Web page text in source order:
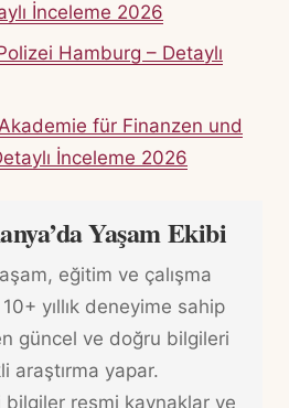
İnceleme 2026
Hamburg – Detaylı
für Finanzen und
İnceleme 2026
Yaşam Ekibi
eğitim ve çalışma
yıllık deneyime sahip
güncel ve doğru bilgileri
araştırma yapar.
resmi kaynaklar ve